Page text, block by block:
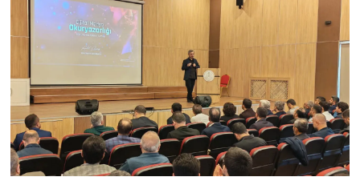
Elazığ Müftülüğü
Erzincan Müftülüğü
Erzurum Müftülüğü
Eskişehir Müftülüğü